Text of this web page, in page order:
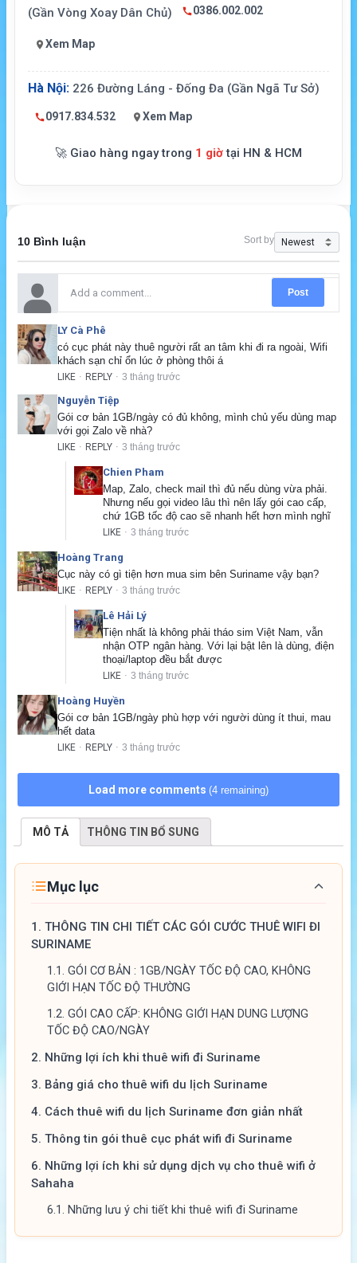
(Gần Vòng Xoay Dân Chủ) 0386.002.002
Xem Map
Hà Nội: 226 Đường Láng - Đống Đa (Gần Ngã Tư Sở)
0917.834.532 Xem Map
🚀 Giao hàng ngay trong 1 giờtại HN & HCM
10 Bình luận Sort by
Post
LY Cà Phê
có cục phát này thuê người rất an tâm khi đi ra ngoài, Wifi
khách sạn chỉ ổn lúc ở phòng thôi á
LIKE · REPLY · 3 tháng trước
Nguyễn Tiệp
Gói cơ bản 1GB/ngày có đủ không, mình chủ yếu dùng map
với gọi Zalo về nhà?
LIKE · REPLY · 3 tháng trước
Chien Pham
Map, Zalo, check mail thì đủ nếu dùng vừa phải.
Nhưng nếu gọi video lâu thì nên lấy gói cao cấp,
chứ 1GB tốc độ cao sẽ nhanh hết hơn mình nghĩ
LIKE · 3 tháng trước
Hoàng Trang
Cục này có gì tiện hơn mua sim bên Suriname vậy bạn?
LIKE · REPLY · 3 tháng trước
Lê Hải Lý
Tiện nhất là không phải tháo sim Việt Nam, vẫn
nhận OTP ngân hàng. Với lại bật lên là dùng, điện
thoại/laptop đều bắt được
LIKE · 3 tháng trước
Hoàng Huyền
Gói cơ bản 1GB/ngày phù hợp với người dùng ít thui, mau
hết data
LIKE · REPLY · 3 tháng trước
Load more comments (4 remaining)
MÔ TẢ THÔNG TIN BỔ SUNG
Mục lục
1. THÔNG TIN CHI TIẾT CÁC GÓI CƯỚC THUÊ WIFI ĐI
SURINAME
1.1. GÓI CƠ BẢN : 1GB/NGÀY TỐC ĐỘ CAO, KHÔNG
GIỚI HẠN TỐC ĐỘ THƯỜNG
1.2. GÓI CAO CẤP: KHÔNG GIỚI HẠN DUNG LƯỢNG
TỐC ĐỘ CAO/NGÀY
2. Những lợi ích khi thuê wifi đi Suriname
3. Bảng giá cho thuê wifi du lịch Suriname
4. Cách thuê wifi du lịch Suriname đơn giản nhất
5. Thông tin gói thuê cục phát wifi đi Suriname
6. Những lợi ích khi sử dụng dịch vụ cho thuê wifi ở
Sahaha
6.1. Những lưu ý chi tiết khi thuê wifi đi Suriname